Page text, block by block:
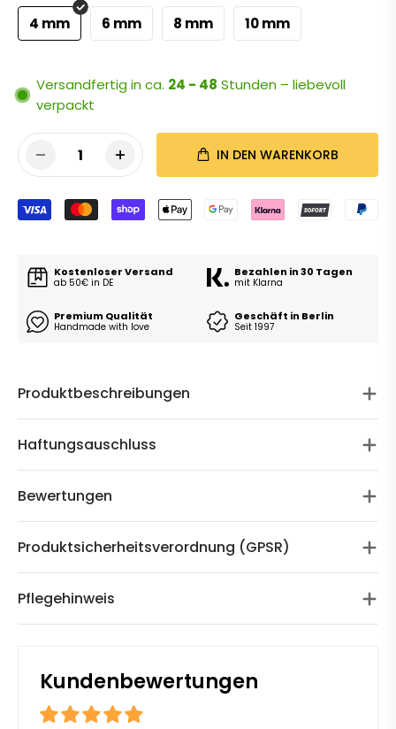
4 mm
6 mm 8 mm 10 mm
Versandfertig in ca. 24 - 48 Stunden – liebevoll
verpackt
1 IN DEN WARENKORB
Kostenloser Versand
ab 50€ in DE
Bezahlen in 30 Tagen
mit Klarna
Premium Qualität
Handmade with love
Geschäft in Berlin
Seit 1997
Produktbeschreibungen
Haftungsauschluss
Bewertungen
Produktsicherheitsverordnung (GPSR)
Pflegehinweis
Kundenbewertungen